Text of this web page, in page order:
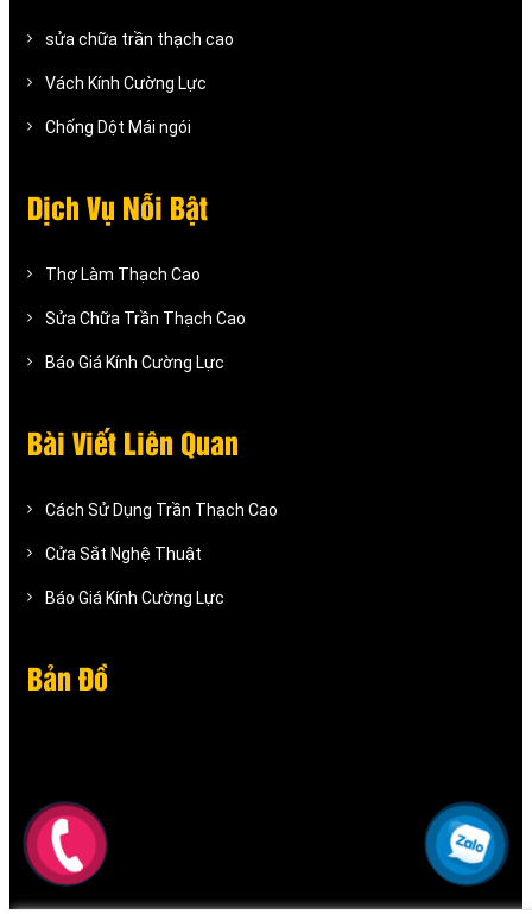
sửa chữa trần thạch cao
Vách Kính Cường Lực
Chống Dột Mái ngói
Dịch Vụ Nỗi Bật
Thợ Làm Thạch Cao
Sửa Chữa Trần Thạch Cao
Báo Giá Kính Cường Lực
Bài Viết Liên Quan
Cách Sử Dụng Trần Thạch Cao
Cửa Sắt Nghệ Thuật
Báo Giá Kính Cường Lực
Bản Đồ